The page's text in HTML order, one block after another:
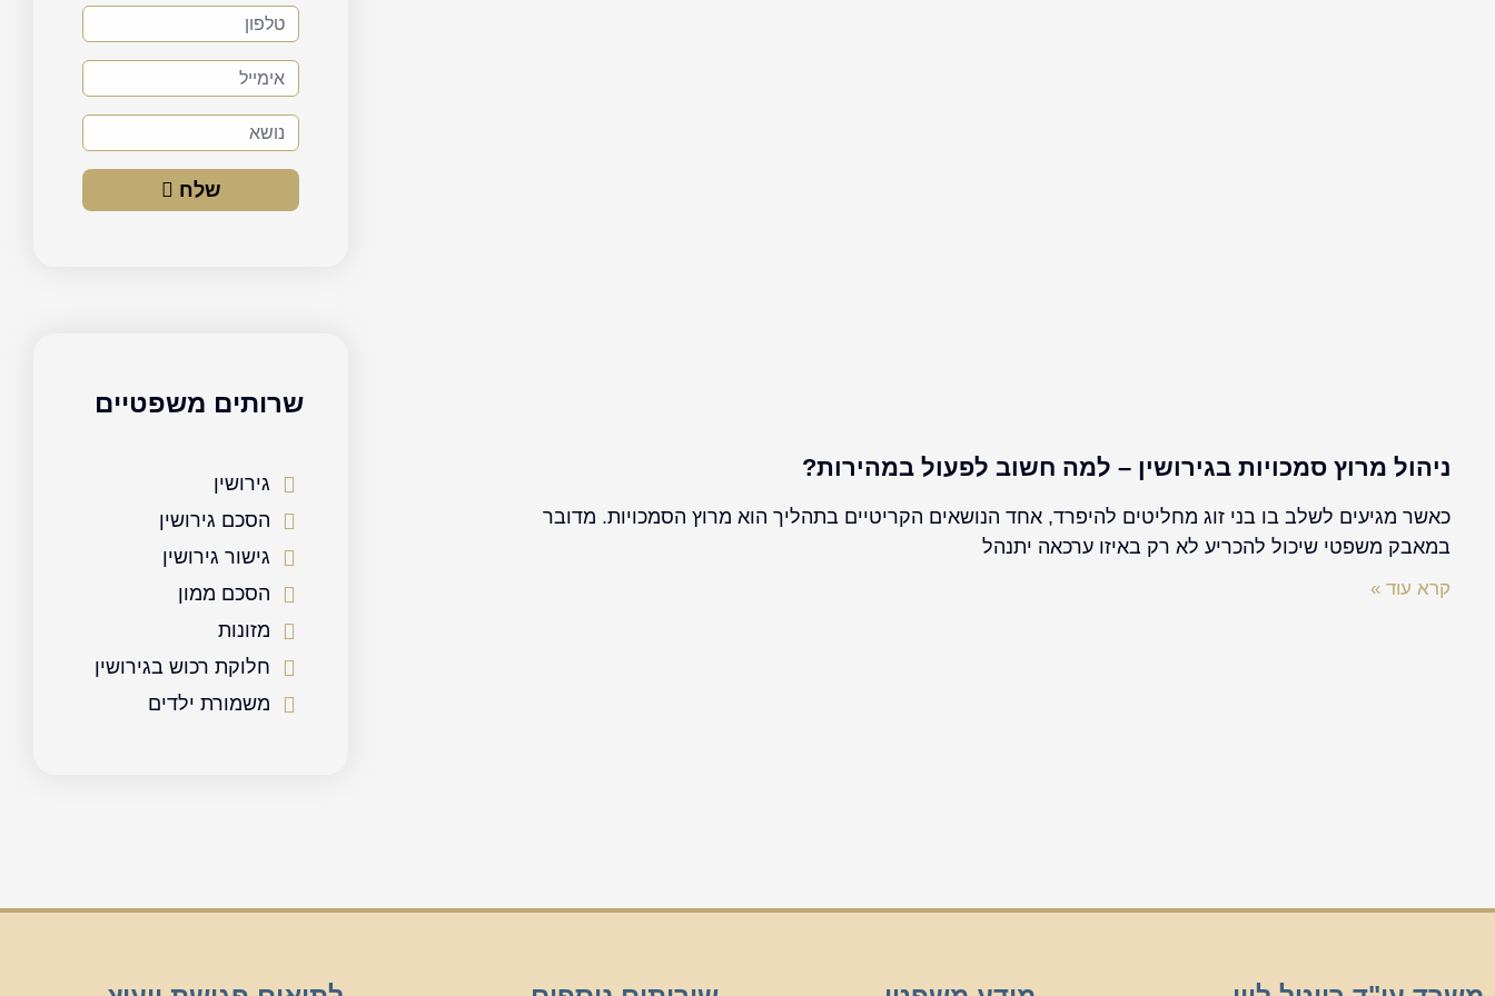
ניהול מרוץ סמכויות בגירושין – למה חשוב לפעול במהירות?
כאשר מגיעים לשלב בו בני זוג מחליטים להיפרד, אחד הנושאים הקריטיים בתהליך הוא מרוץ הסמכויות. מדובר
במאבק משפטי שיכול להכריע לא רק באיזו ערכאה יתנהל
קרא עוד »
טלפון
אימייל
נושא
שלח
שרותים משפטיים
גירושין
הסכם גירושין
גישור גירושין
הסכם ממון
מזונות
חלוקת רכוש בגירושין
משמורת ילדים